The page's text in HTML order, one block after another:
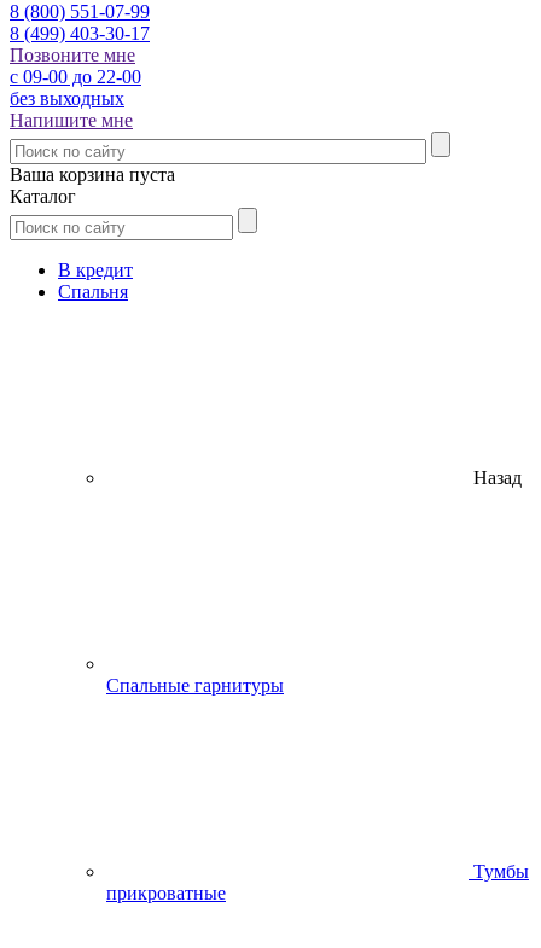
8 (800) 551-07-99
8 (499) 403-30-17
Позвоните мне
с 09-00 до 22-00
без выходных
Напишите мне
Ваша корзина пуста
Каталог
В кредит
Спальня
Назад
Спальные гарнитуры
Тумбы
прикроватные